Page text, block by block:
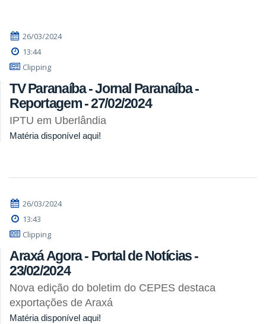
26/03/2024
13:44
Clipping
TV Paranaíba - Jornal Paranaíba -
Reportagem - 27/02/2024
IPTU em Uberlândia
Matéria disponível aqui!
26/03/2024
13:43
Clipping
Araxá Agora - Portal de Notícias -
23/02/2024
Nova edição do boletim do CEPES destaca
exportações de Araxá
Matéria disponível aqui!